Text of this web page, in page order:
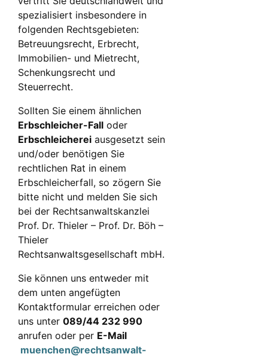
spezialisiert insbesondere in
folgenden Rechtsgebieten:
Betreuungsrecht, Erbrecht,
Immobilien- und Mietrecht,
Schenkungsrecht und
Steuerrecht.
Sollten Sie einem ähnlichen
Erbschleicher-Fall oder
Erbschleicherei ausgesetzt sein
und/oder benötigen Sie
rechtlichen Rat in einem
Erbschleicherfall, so zögern Sie
bitte nicht und melden Sie sich
bei der Rechtsanwaltskanzlei
Prof. Dr. Thieler – Prof. Dr. Böh –
Thieler
Rechtsanwaltsgesellschaft mbH.
Sie können uns entweder mit
dem unten angefügten
Kontaktformular erreichen oder
uns unter 089/44 232 990
anrufen oder per E-Mail
muenchen@rechtsanwalt-